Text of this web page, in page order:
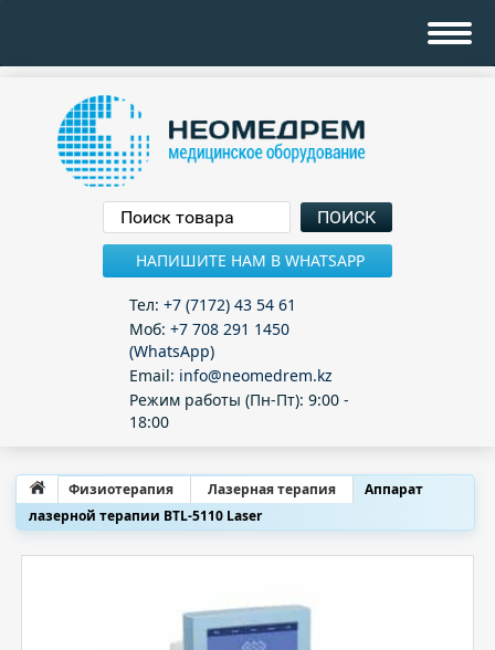
НАПИШИТЕ НАМ В WHATSAPP
Тел: +7 (7172) 43 54 61
Моб: +7 708 291 1450
(WhatsApp)
Email: info@neomedrem.kz
Режим работы (Пн-Пт): 9:00 -
18:00
Физиотерапия Лазерная терапия
Аппарат
лазерной терапии BTL-5110 Laser